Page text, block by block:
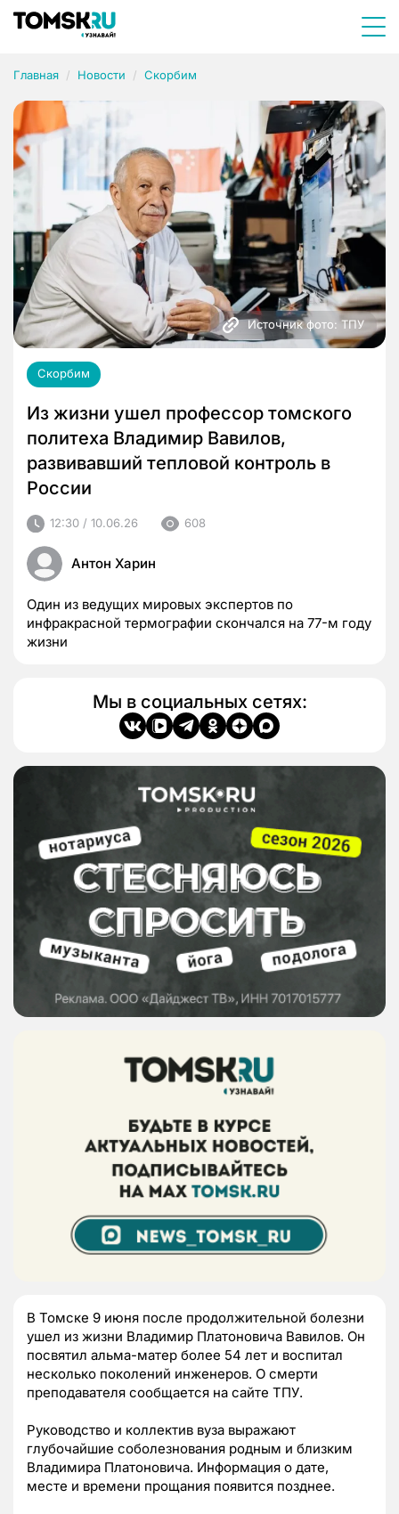
Главная Новости Скорбим
Источник фото: ТПУ
Скорбим
Из жизни ушел профессор томского
политеха Владимир Вавилов,
развивавший тепловой контроль в
России
12:30 / 10.06.26 608
Антон Харин
Один из ведущих мировых экспертов по
инфракрасной термографии скончался на 77-м году
жизни
Мы в социальных сетях:
В Томске 9 июня после продолжительной болезни
ушел из жизни Владимир Платоновича Вавилов. Он
посвятил альма-матер более 54 лет и воспитал
несколько поколений инженеров. О смерти
преподавателя сообщается на сайте ТПУ.
Руководство и коллектив вуза выражают
глубочайшие соболезнования родным и близким
Владимира Платоновича. Информация о дате,
месте и времени прощания появится позднее.